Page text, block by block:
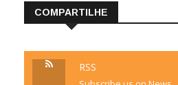
COMPARTILHE
RSS